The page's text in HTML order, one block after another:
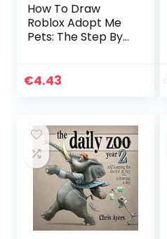
How To Draw
Roblox Adopt Me
Pets: The Step By
Roblox Adopt Me
€4.43